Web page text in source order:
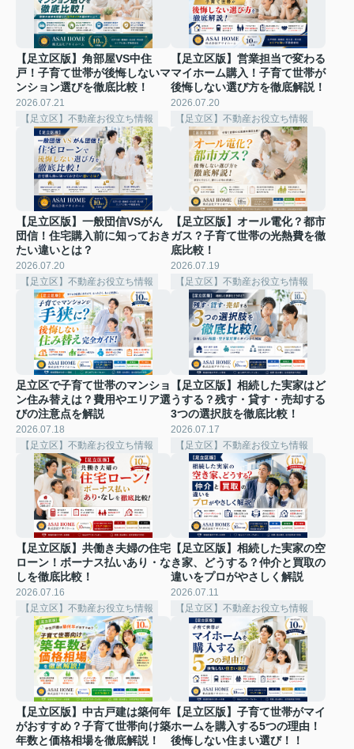
【足立区版】角部屋VS中住
戸！子育て世帯が後悔しないマ
ンション選びを徹底比較！
2026.07.21
【足立区】不動産お役立ち情報
【足立区版】営業担当で変わる
マイホーム購入！子育て世帯が
後悔しない選び方を徹底解説！
2026.07.20
【足立区】不動産お役立ち情報
【足立区版】一般団信VSがん
団信！住宅購入前に知っておき
たい違いとは？
2026.07.20
【足立区】不動産お役立ち情報
【足立区版】オール電化？都市
ガス？子育て世帯の光熱費を徹
底比較！
2026.07.19
【足立区】不動産お役立ち情報
足立区で子育て世帯のマンショ
ン住み替えは？費用やエリア選
びの注意点を解説
2026.07.18
【足立区】不動産お役立ち情報
【足立区版】相続した実家はど
うする？残す・貸す・売却する
3つの選択肢を徹底比較！
2026.07.17
【足立区】不動産お役立ち情報
【足立区版】共働き夫婦の住宅
ローン！ボーナス払いあり・な
しを徹底比較！
2026.07.16
【足立区】不動産お役立ち情報
【足立区版】相続した実家の空
き家、どうする？仲介と買取の
違いをプロがやさしく解説
2026.07.11
【足立区】不動産お役立ち情報
【足立区版】中古戸建は築何年
がおすすめ？子育て世帯向け築
年数と価格相場を徹底解説！
【足立区版】子育て世帯がマイ
ホームを購入する5つの理由！
後悔しない住まい選び！！